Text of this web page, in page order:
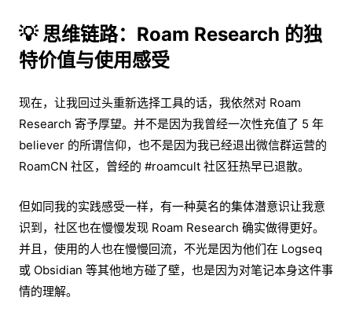
💡 思维链路：Roam Research 的独
特价值与使用感受
现在，让我回过头重新选择工具的话，我依然对 Roam
Research 寄予厚望。并不是因为我曾经一次性充值了 5 年
believer 的所谓信仰，也不是因为我已经退出微信群运营的
RoamCN 社区，曾经的 #roamcult 社区狂热早已退散。
但如同我的实践感受一样，有一种莫名的集体潜意识让我意
识到，社区也在慢慢发现 Roam Research 确实做得更好。
并且，使用的人也在慢慢回流，不光是因为他们在 Logseq
或 Obsidian 等其他地方碰了壁，也是因为对笔记本身这件事
情的理解。